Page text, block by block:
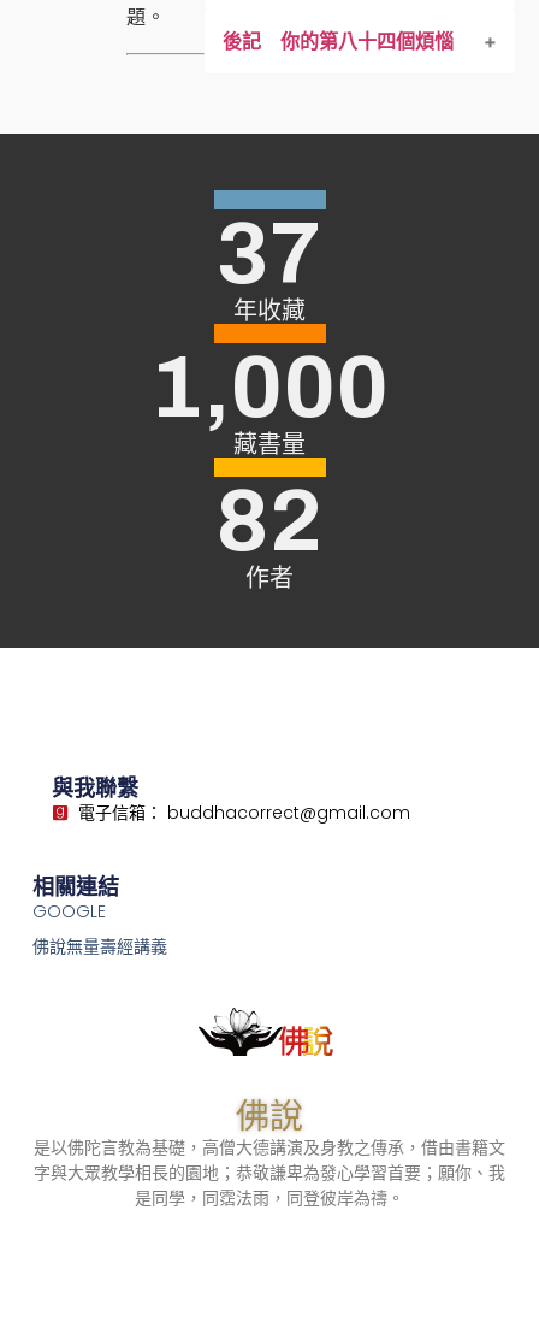
題。
11 ．簡單佛 ——全然接受
12 ．業力是存在的
13．人會成為惡魔，是因
16 ．熱衷掘井的人
17．每個人都是獨一
18．你也可以活在第四型
後記 你的第八十四個煩惱
年收藏
37
藏書量
1,000
作者
82
佛說
是以佛陀言教為基礎，高僧大德講演及身教之傳承，借由書籍文
字與大眾教學相長的園地；恭敬謙卑為發心學習首要；願你、我
是同學，同霑法雨，同登彼岸為禱。
與我聯繫
電子信箱： buddhacorrect@gmail.com
相關連結
GOOGLE
佛說無量壽經講義